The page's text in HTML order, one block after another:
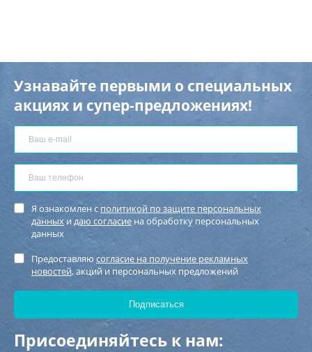
Узнавайте первыми о специальных
акциях и супер-предложениях!
Я ознакомлен с политикой по защите персональных
данных идаю согласие на обработку персональных
данных
Предоставляю согласие на получение рекламных
новостей, акций и персональных предложений
Присоединяйтесь к нам: